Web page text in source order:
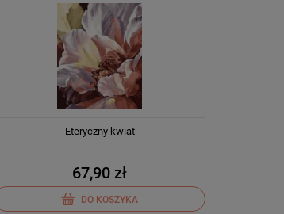
Eteryczny kwiat
67,90 zł
DO KOSZYKA